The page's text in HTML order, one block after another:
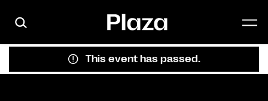
This event has passed.